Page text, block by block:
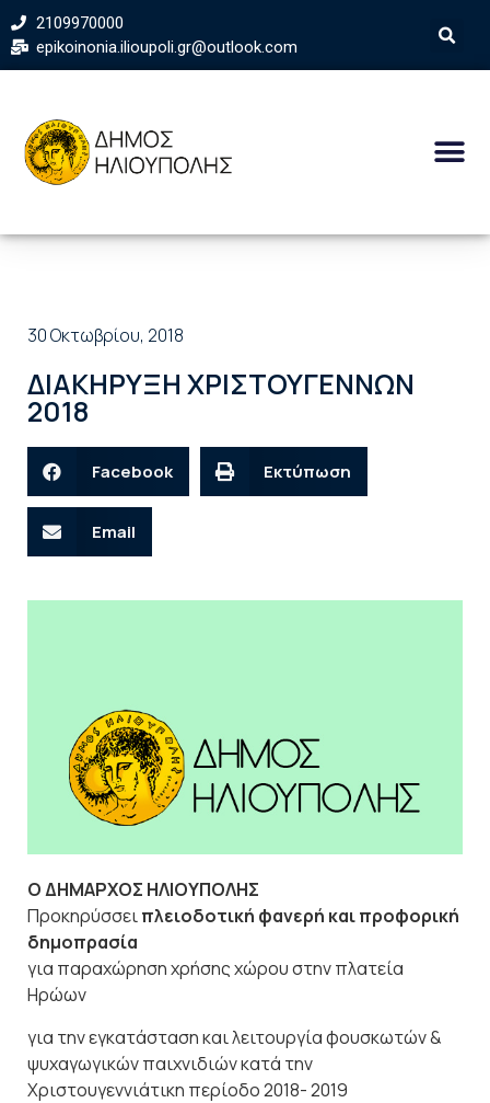
2109970000
epikoinonia.ilioupoli.gr@outlook.com
30 Οκτωβρίου, 2018
ΔΙΑΚΗΡΥΞΗ ΧΡΙΣΤΟΥΓΕΝΝΩΝ
2018
Facebook Εκτύπωση
Email
Ο ΔΗΜΑΡΧΟΣ ΗΛΙΟΥΠΟΛΗΣ
Προκηρύσσειπλειοδοτική φανερή και προφορική
δημοπρασία
για παραχώρηση χρήσης χώρου στην πλατεία
Ηρώων
για την εγκατάσταση και λειτουργία φουσκωτών &
ψυχαγωγικών παιχνιδιών κατά την
Χριστουγεννιάτικη περίοδο 2018- 2019